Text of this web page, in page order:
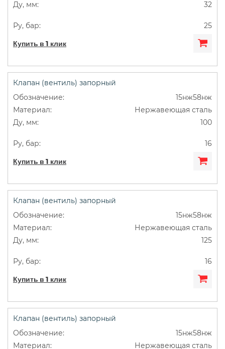
32
25
Купить в 1 клик
Клапан (вентиль) запорный
15нж58нж
Нержавеющая сталь
100
16
Купить в 1 клик
Клапан (вентиль) запорный
15нж58нж
Нержавеющая сталь
125
16
Купить в 1 клик
Клапан (вентиль) запорный
15нж58нж
Нержавеющая сталь